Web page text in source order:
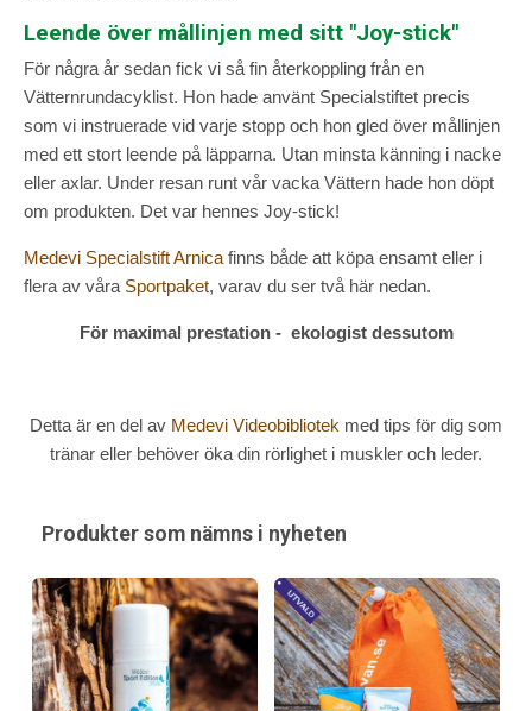
Leende över mållinjen med sitt "Joy-stick"
För några år sedan fick vi så fin återkoppling från en
Vätternrundacyklist. Hon hade använt Specialstiftet precis
som vi instruerade vid varje stopp och hon gled över mållinjen
med ett stort leende på läpparna. Utan minsta känning i nacke
eller axlar. Under resan runt vår vacka Vättern hade hon döpt
om produkten. Det var hennes Joy-stick!
Medevi Specialstift Arnica finns både att köpa ensamt eller i
flera av våra Sportpaket, varav du ser två här nedan.
För maximal prestation - ekologist dessutom
Detta är en del av Medevi Videobibliotek med tips för dig som
tränar eller behöver öka din rörlighet i muskler och leder.
Produkter som nämns i nyheten